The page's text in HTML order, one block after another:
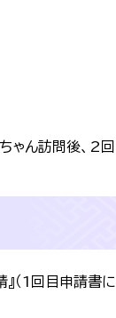
ん訪問後、2回
定申請』（1